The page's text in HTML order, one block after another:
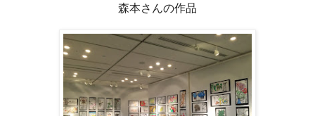
森本さんの作品